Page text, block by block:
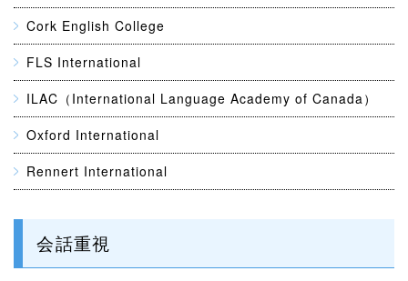
Cork English College
FLS International
ILAC（International Language Academy of Canada）
Oxford International
Rennert International
会話重視